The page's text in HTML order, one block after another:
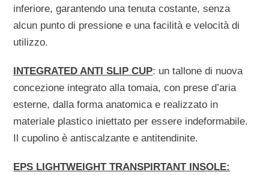
inferiore, garantendo una tenuta costante, senza
alcun punto di pressione e una facilità e velocità di
utilizzo.
INTEGRATED ANTI SLIP CUP: un tallone di nuova
concezione integrato alla tomaia, con prese d’aria
esterne, dalla forma anatomica e realizzato in
materiale plastico iniettato per essere indeformabile.
Il cupolino è antiscalzante e antitendinite.
EPS LIGHTWEIGHT TRANSPIRTANT INSOLE: